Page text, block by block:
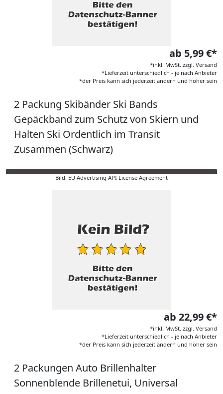
ab 5,99 €*
*inkl. MwSt. zzgl. Versand
*Lieferzeit unterschiedlich - je nach Anbieter
*der Preis kann sich jederzeit ändern und höher sein
2 Packung Skibänder Ski Bands
Gepäckband zum Schutz von Skiern und
Halten Ski Ordentlich im Transit
Zusammen (Schwarz)
Bild: EU Advertising API License Agreement
ab 22,99 €*
*inkl. MwSt. zzgl. Versand
*Lieferzeit unterschiedlich - je nach Anbieter
*der Preis kann sich jederzeit ändern und höher sein
2 Packungen Auto Brillenhalter
Sonnenblende Brillenetui, Universal